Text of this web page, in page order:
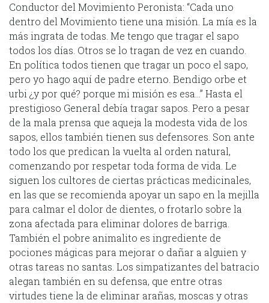
Conductor del Movimiento Peronista: “Cada uno
dentro del Movimiento tiene una misión. La mía es la
más ingrata de todas. Me tengo que tragar el sapo
todos los días. Otros se lo tragan de vez en cuando.
En política todos tienen que tragar un poco el sapo,
pero yo hago aquí de padre eterno. Bendigo orbe et
urbi ¿y por qué? porque mi misión es esa…” Hasta el
prestigioso General debía tragar sapos. Pero a pesar
de la mala prensa que aqueja la modesta vida de los
sapos, ellos también tienen sus defensores. Son ante
todo los que predican la vuelta al orden natural,
comenzando por respetar toda forma de vida. Le
siguen los cultores de ciertas prácticas medicinales,
en las que se recomienda apoyar un sapo en la mejilla
para calmar el dolor de dientes, o frotarlo sobre la
zona afectada para eliminar dolores de barriga.
También el pobre animalito es ingrediente de
pociones mágicas para mejorar o dañar a alguien y
otras tareas no santas. Los simpatizantes del batracio
alegan también en su defensa, que entre otras
virtudes tiene la de eliminar arañas, moscas y otras